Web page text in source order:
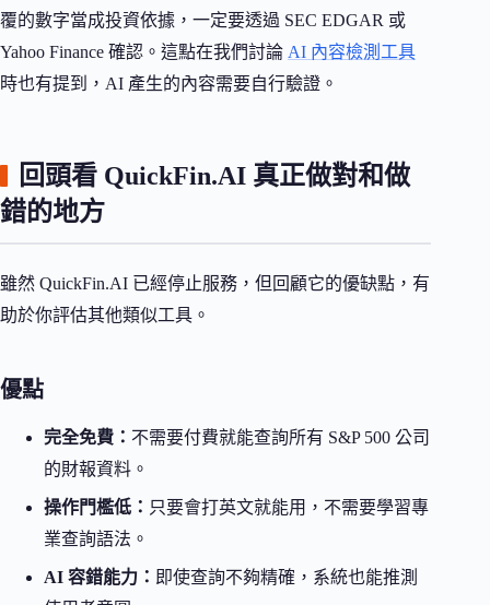
覆的數字當成投資依據，一定要透過 SEC EDGAR 或
Yahoo Finance 確認。這點在我們討論 AI 內容檢測工具
時也有提到，AI 產生的內容需要自行驗證。
回頭看 QuickFin.AI 真正做對和做
錯的地方
雖然 QuickFin.AI 已經停止服務，但回顧它的優缺點，有
助於你評估其他類似工具。
優點
完全免費： 不需要付費就能查詢所有 S&P 500 公司
的財報資料。
操作門檻低： 只要會打英文就能用，不需要學習專
業查詢語法。
AI 容錯能力： 即使查詢不夠精確，系統也能推測